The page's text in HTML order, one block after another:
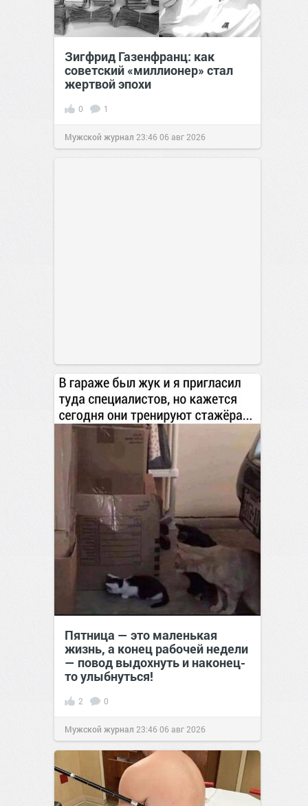
Зигфрид Газенфранц: как
советский «миллионер» стал
жертвой эпохи
0 1
Мужской журнал 23:4606 авг 2026
Пятница — это маленькая
жизнь, а конец рабочей недели
— повод выдохнуть и наконец-
то улыбнуться!
2 0
Мужской журнал 23:4606 авг 2026